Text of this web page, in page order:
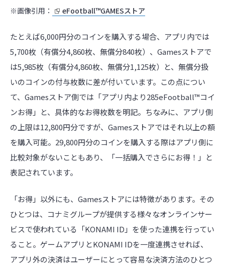
※画像引用： eFootball™GAMESストア
たとえば6,000円分のコインを購入する場合、アプリ内では
5,700枚（有償分4,860枚、無償分840枚）、Gamesストアで
は5,985枚（有償分4,860枚、無償分1,125枚）と、無償分扱
いのコインの付与枚数に差が付いています。この点につい
て、Gamesストア側では「アプリ内より285eFootball™コイ
ンお得」と、具体的なお得枚数を明記。ちなみに、アプリ側
の上限は12,800円分ですが、Gamesストアではそれ以上の額
を購入可能。29,800円分のコインを購入する際はアプリ側に
比較対象がないこともあり、「一括購入でさらにお得！」と
表記されています。
「お得」以外にも、Gamesストアには特徴があります。その
ひとつは、コナミグループが提供する様々なオンラインサー
ビスで使われている「KONAMI ID」を使った連携を行ってい
ること。ゲームアプリとKONAMI IDを一度連携させれば、
アプリ外の決済はユーザーにとって容易な決済方法のひとつ